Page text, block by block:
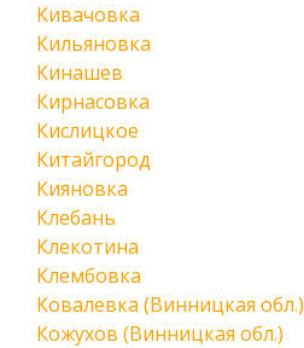
Кивачовка
Кильяновка
Кинашев
Кирнасовка
Кислицкое
Китайгород
Кияновка
Клебань
Клекотина
Клембовка
Ковалевка (Винницкая обл.)
Кожухов (Винницкая обл.)